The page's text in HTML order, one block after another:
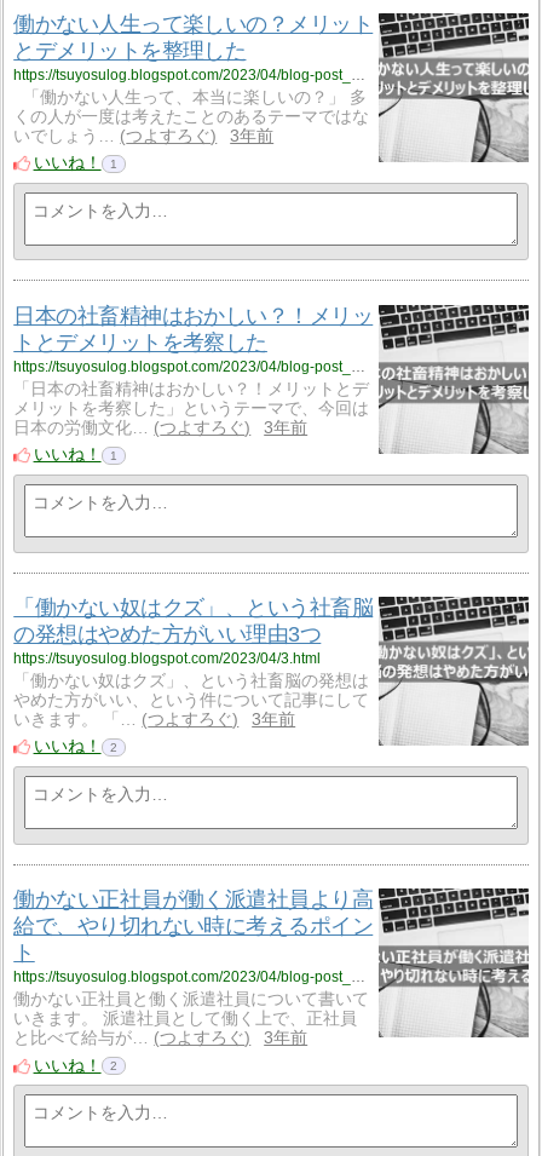
働かない人生って楽しいの？メリット
とデメリットを整理した
https://tsuyosulog.blogspot.com/2023/04/blog-post_39.html
「働かない人生って、本当に楽しいの？」 多
くの人が一度は考えたことのあるテーマではな
いでしょう…
つよすろぐ
3年前
いいね！
1
日本の社畜精神はおかしい？！メリッ
トとデメリットを考察した
https://tsuyosulog.blogspot.com/2023/04/blog-post_13.html
「日本の社畜精神はおかしい？！メリットとデ
メリットを考察した」というテーマで、今回は
日本の労働文化…
つよすろぐ
3年前
いいね！
1
「働かない奴はクズ」、という社畜脳
の発想はやめた方がいい理由3つ
https://tsuyosulog.blogspot.com/2023/04/3.html
「働かない奴はクズ」、という社畜脳の発想は
やめた方がいい、という件について記事にして
いきます。 「…
つよすろぐ
3年前
いいね！
2
働かない正社員が働く派遣社員より高
給で、やり切れない時に考えるポイン
ト
https://tsuyosulog.blogspot.com/2023/04/blog-post_69.html
働かない正社員と働く派遣社員について書いて
いきます。 派遣社員として働く上で、正社員
と比べて給与が…
つよすろぐ
3年前
いいね！
2